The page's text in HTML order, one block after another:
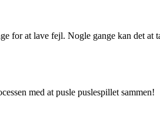
for at lave fejl. Nogle gange kan det at
med at pusle puslespillet sammen!